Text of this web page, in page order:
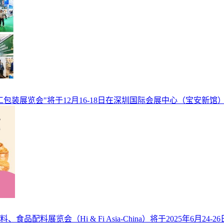
装展览会"将于12月16-18日在深圳国际会展中心（宝安新馆
食品配料展览会（Hi & Fi Asia-China）将于2025年6月24-